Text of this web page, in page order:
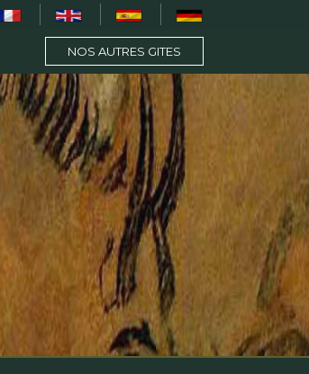
NOS AUTRES GITES